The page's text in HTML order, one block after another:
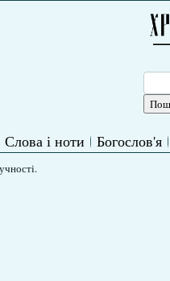
Слова і ноти Богослов'я